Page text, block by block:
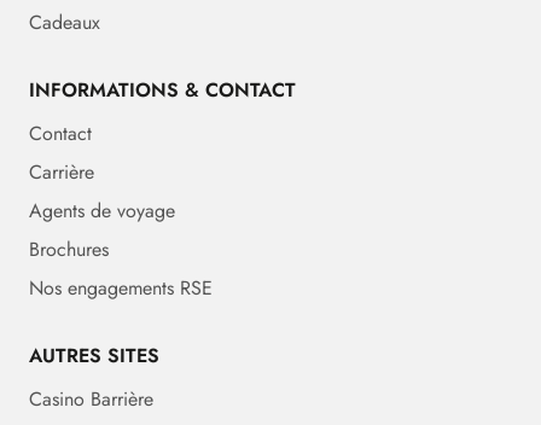
Cadeaux
INFORMATIONS & CONTACT
Contact
Carrière
Agents de voyage
Brochures
Nos engagements RSE
AUTRES SITES
Casino Barrière